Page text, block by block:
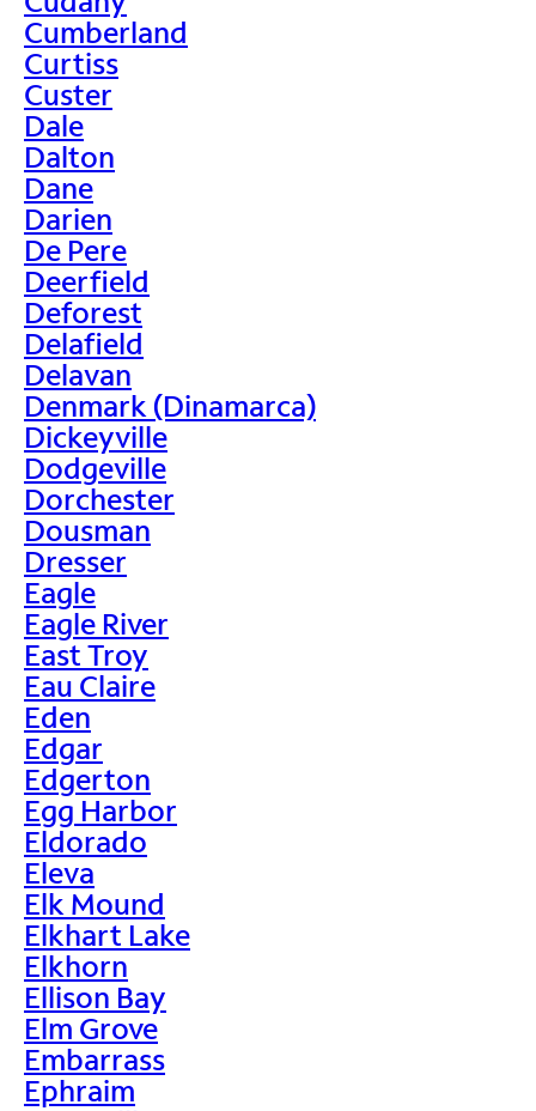
Cumberland
Curtiss
Custer
Dale
Dalton
Dane
Darien
De Pere
Deerfield
Deforest
Delafield
Delavan
Denmark (Dinamarca)
Dickeyville
Dodgeville
Dorchester
Dousman
Dresser
Eagle
Eagle River
East Troy
Eau Claire
Eden
Edgar
Edgerton
Egg Harbor
Eldorado
Eleva
Elk Mound
Elkhart Lake
Elkhorn
Ellison Bay
Elm Grove
Embarrass
Ephraim